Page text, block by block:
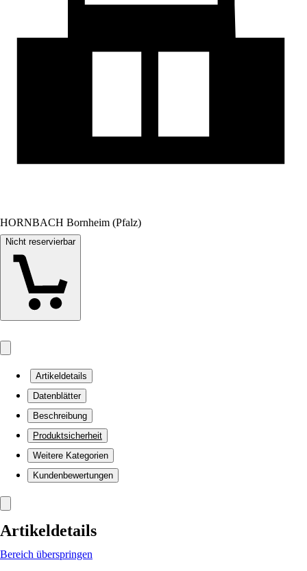
HORNBACH Bornheim (Pfalz)
Nicht reservierbar
Artikeldetails
Datenblätter
Beschreibung
Produktsicherheit
Weitere Kategorien
Kundenbewertungen
Artikeldetails
Bereich überspringen